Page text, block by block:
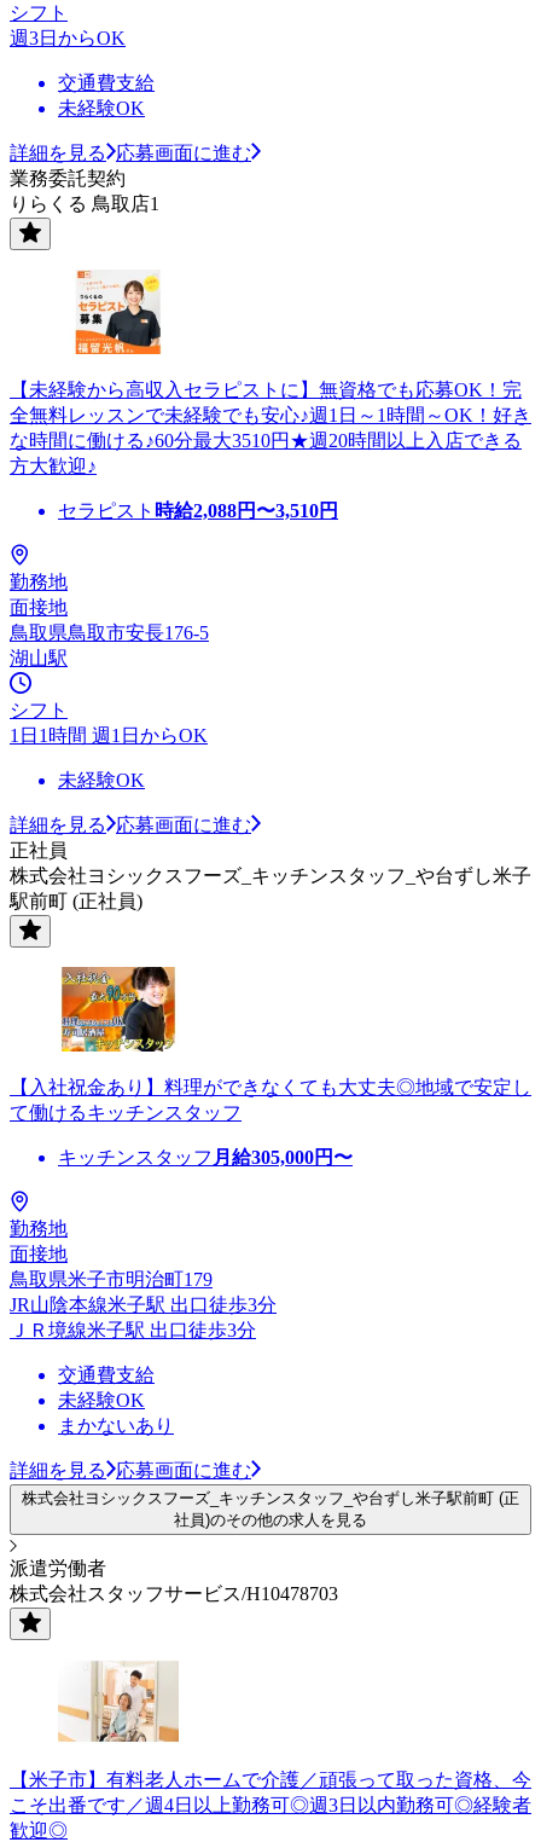
シフト
週3日からOK
交通費支給
未経験OK
詳細を見る
応募画面に進む
業務委託契約
りらくる 鳥取店1
【未経験から高収入セラピストに】無資格でも応募OK！完
全無料レッスンで未経験でも安心♪週1日～1時間～OK！好き
な時間に働ける♪60分最大3510円★週20時間以上入店できる
方大歓迎♪
セラピスト 時給2,088円〜3,510円
勤務地
面接地
鳥取県鳥取市安長176-5
湖山駅
シフト
1日1時間 週1日からOK
未経験OK
詳細を見る
応募画面に進む
正社員
株式会社ヨシックスフーズ_キッチンスタッフ_や台ずし米子
駅前町 (正社員)
【入社祝金あり】料理ができなくても大丈夫◎地域で安定し
て働けるキッチンスタッフ
キッチンスタッフ 月給305,000円〜
勤務地
面接地
鳥取県米子市明治町179
JR山陰本線米子駅 出口徒歩3分
ＪＲ境線米子駅 出口徒歩3分
交通費支給
未経験OK
まかないあり
詳細を見る 応募画面に進む
株式会社ヨシックスフーズ_キッチンスタッフ_や台ずし米子駅前町 (正
社員)のその他の求人を見る
派遣労働者
株式会社スタッフサービス/H10478703
【米子市】有料老人ホームで介護／頑張って取った資格、今
こそ出番です／週4日以上勤務可◎週3日以内勤務可◎経験者
歓迎◎